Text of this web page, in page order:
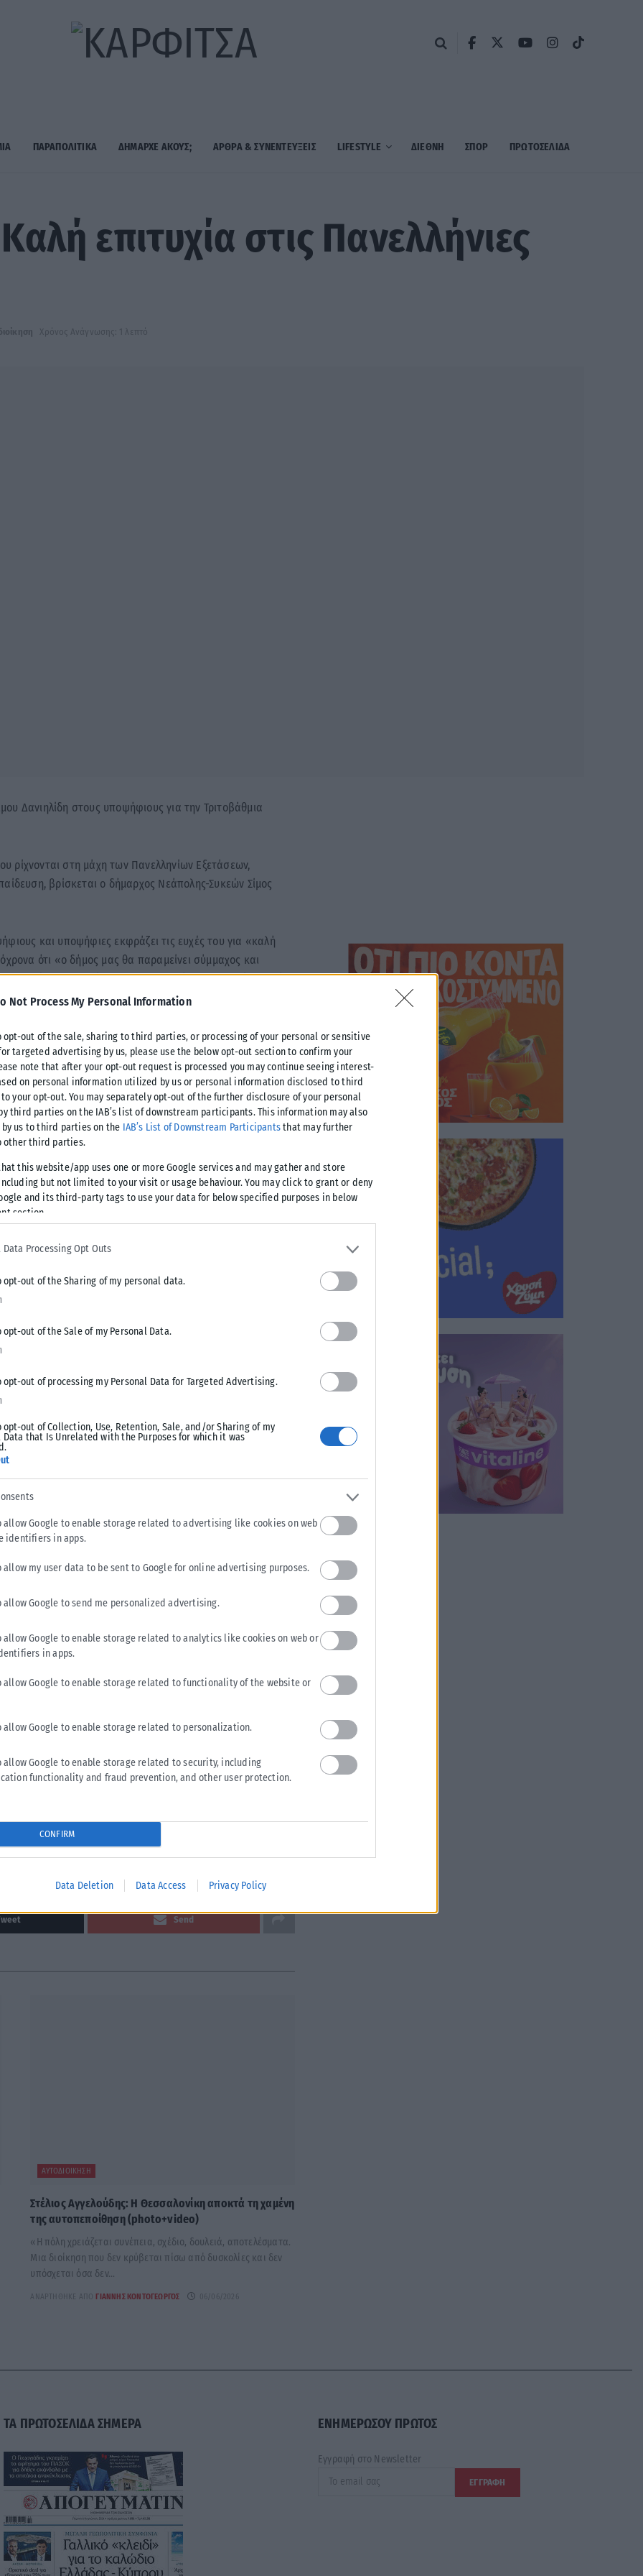
Not Process My Personal Information
opt-out of the sale, sharing to third parties, or processing of your personal or sensitive
targeted advertising by us, please use the below opt-out section to confirm your
note that after your opt-out request is processed you may continue seeing interest-
on personal information utilized by us or personal information disclosed to third
your opt-out. You may separately opt-out of the further disclosure of your personal
third parties on the IAB’s list of downstream participants. This information may also
by us to third parties on the IAB’s List of Downstream Participantsthat may further
other third parties.
this website/app uses one or more Google services and may gather and store
but not limited to your visit or usage behaviour. You may click to grant or deny
and its third-party tags to use your data for below specified purposes in below
section.
Data Processing Opt Outs
opt-out of the Sharing of my personal data.
opt-out of the Sale of my Personal Data.
opt-out of processing my Personal Data for Targeted Advertising.
opt-out of Collection, Use, Retention, Sale, and/or Sharing of my
Data that Is Unrelated with the Purposes for which it was
allow Google to enable storage related to advertising like cookies on web
identifiers in apps.
allow my user data to be sent to Google for online advertising purposes.
allow Google to send me personalized advertising.
allow Google to enable storage related to analytics like cookies on web or
in apps.
allow Google to enable storage related to functionality of the website or
allow Google to enable storage related to personalization.
allow Google to enable storage related to security, including
functionality and fraud prevention, and other user protection.
CONFIRM
Data Deletion Data Access Privacy Policy
ΠΑΡΑΠΟΛΙΤΙΚΑ ΔΗΜΑΡΧE ΑΚΟΥΣ; ΑΡΘΡΑ & ΣΥΝΕΝΤΕΥΞΕΙΣ LIFESTYLE ΔΙΕΘΝΗ ΣΠΟΡ ΠΡΩΤΟΣΈΛΙΔΑ
επιτυχία στις Πανελλήνιες
Χρόνος Ανάγνωσης: 1 λεπτό
Δανιηλίδη στους υποψήφιους για την Τριτοβάθμια
στη μάχη των Πανελληνίων Εξετάσεων,
βρίσκεται ο δήμαρχος Νεάπολης-Συκεών Σίμος
και υποψήφιες εκφράζει τις ευχές του για «καλή
ότι «ο δήμος μας θα παραμείνει σύμμαχος και
μετέπειτα πορεία σου, στην αναζήτηση εργασίας αλλά
ως εξής:
εισαγωγή στην Τριτοβάθμια Εκπαίδευση έφτασε και σου
και αυτοπεποίθηση να αξιοποιήσεις και να
το μέγιστο των δυνατοτήτων σου.
γνώσεων και εμπειριών είναι έτοιμοι να ανοιχτούν
και την ικανότητά σου να πετύχεις αυτό που
την προσπάθειά σου μέχρι την τελευταία στιγμή.
σου.
ένα σημαντικό σταυροδρόμι για την μετέπειτα
το μοναδικό στη ζωή σου. Εξάλλου, η ζωή ολόκληρη είναι
και αυτό που μετράει είναι να ξέρεις και να έχεις τη
περήφανοι για σένα, την έντιμη και σκληρή
δισταγμό τα φτερά σου και να στρέφεις πάντα το
άλλωστε είναι μια συνεχής διαδικασία εμβάθυνσης
Πιστεύουμε απόλυτα σε σένα και στην ικανότητά σου
δίπλα σου προσπαθούσαμε να βρισκόμαστε σε κάθε βήμα
δημιουργώντας τις καλύτερες συνθήκες
καινούργιες αυλές, εξοπλισμένους χώρους
Σεπτέμβριο, είναι ένα χαρακτηριστικό δείγμα αυτής
πλήρως εξοπλισμένες, με χώρους Πολιτισμού και
Εκπαίδευση στον δήμο μας, ενώ παράλληλα,
προσφέρουμε σε όλες τις εκπαιδευτικές βαθμίδες
να βλέπεις τη ζωή, μέσα από τις Τέχνες και τον
ότι η επένδυση στην Παιδεία είναι επένδυση στο
στα φοιτητικά σου χρόνια αλλά και στη μετέπειτα
χρειαστείς.
καλή δύναμη και στους γονείς σου, οι οποίοι
το καλύτερο για το μέλλον σου και στηρίζοντας κάθε
και θετική σκέψη για το καλύτερο δυνατό αποτέλεσμα»!
Send
ΑΥΤΟΔΙΟΊΚΗΣΗ
Στέλιος Αγγελούδης: Η Θεσσαλονίκη αποκτά τη χαμένη
της αυτοπεποίθηση (photo+video)
«Η πόλη χρειάζεται συνέπεια, σχέδιο, δουλειά, αποτελέσματα.
Μια διοίκηση που δεν κρύβεται πίσω από δυσκολίες και δεν
υπόσχεται όσα δεν...
ΑΝΑΡΤΉΘΗΚΕ ΑΠΌ ΓΙΆΝΝΗΣ ΚΟΝΤΟΓΕΏΡΓΟΣ 06/06/2026
ΤΑ ΠΡΩΤΟΣΕΛΙΔΑ ΣΗΜΕΡΑ ΕΝΗΜΕΡΩΣΟΥ ΠΡΩΤΟΣ
Εγγραφή στο Newsletter